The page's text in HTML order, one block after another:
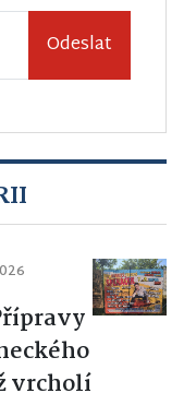
Odeslat
vrcholí